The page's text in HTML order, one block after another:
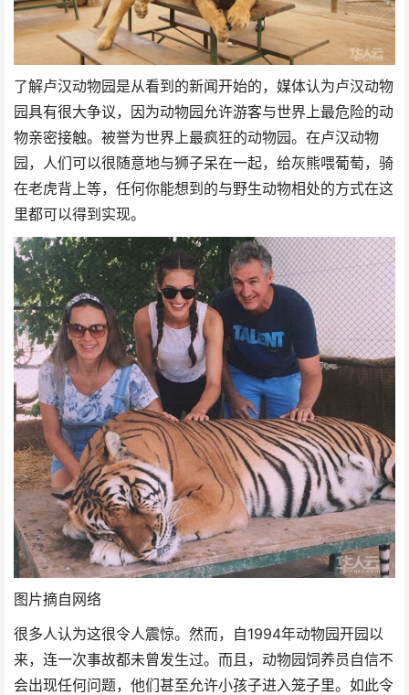
了解卢汉动物园是从看到的新闻开始的，媒体认为卢汉动物
园具有很大争议，因为动物园允许游客与世界上最危险的动
物亲密接触。被誉为世界上最疯狂的动物园。在卢汉动物
园，人们可以很随意地与狮子呆在一起，给灰熊喂葡萄，骑
在老虎背上等，任何你能想到的与野生动物相处的方式在这
里都可以得到实现。
图片摘自网络
很多人认为这很令人震惊。然而，自1994年动物园开园以
来，连一次事故都未曾发生过。而且，动物园饲养员自信不
会出现任何问题，他们甚至允许小孩子进入笼子里。如此令